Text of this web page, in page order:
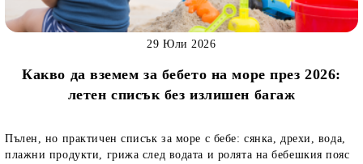
Какво да вземем за бебето на море през 2026:
летен списък без излишен багаж
29 Юли 2026
Пълен, но практичен списък за море с бебе: сянка, дрехи, вода,
плажни продукти, грижа след водата и ролята на бебешкия пояс